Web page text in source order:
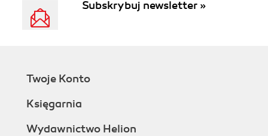
Subskrybuj newsletter »
Twoje Konto
Księgarnia
Wydawnictwo Helion